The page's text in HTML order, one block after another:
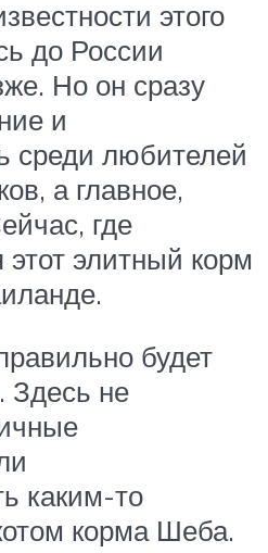
этого
до России
Но он сразу
и
среди любителей
а главное,
где
этот элитный корм
будет
Здесь не
каким-то
корма Шеба.